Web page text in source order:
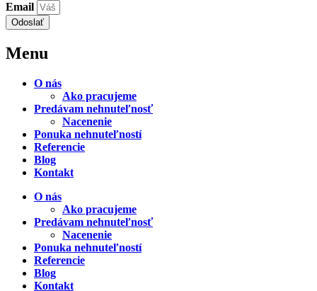
Email
Odoslať
Menu
O nás
Ako pracujeme
Predávam nehnuteľnosť
Nacenenie
Ponuka nehnuteľností
Referencie
Blog
Kontakt
O nás
Ako pracujeme
Predávam nehnuteľnosť
Nacenenie
Ponuka nehnuteľností
Referencie
Blog
Kontakt